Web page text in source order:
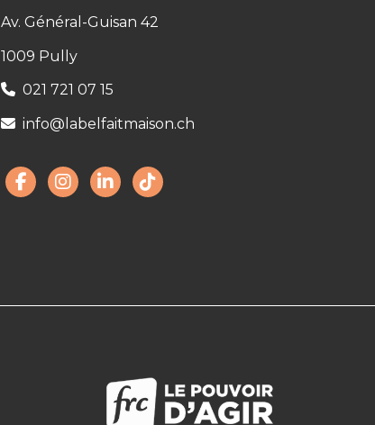
Av. Général-Guisan 42
1009 Pully
021 721 07 15
info@labelfaitmaison.ch